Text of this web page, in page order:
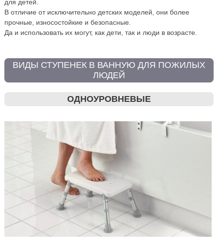
для детей.
В отличие от исключительно детских моделей, они более
прочные, износостойкие и безопасные.
Да и использовать их могут, как дети, так и люди в возрасте.
ВИДЫ СТУПЕНЕК В ВАННУЮ ДЛЯ ПОЖИЛЫХ
ЛЮДЕЙ
ОДНОУРОВНЕВЫЕ